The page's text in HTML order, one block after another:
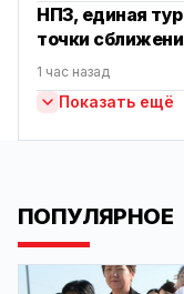
НПЗ, единая
точки
1 час назад
Показать ещё
ПОПУЛЯРНОЕ